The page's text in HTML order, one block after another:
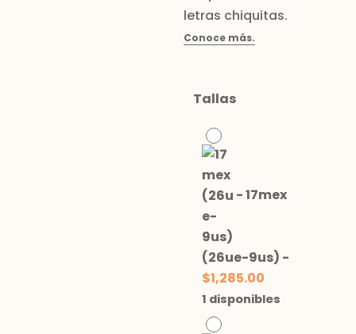
Tallas
-17mex
(26ue-9us) -
$1,285.00
1 disponibles